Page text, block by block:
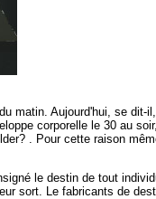
matin. Aujourd'hui, se dit-
corporelle le 30 au
. Pour cette raison
le destin de tout
sort. Le fabricants de